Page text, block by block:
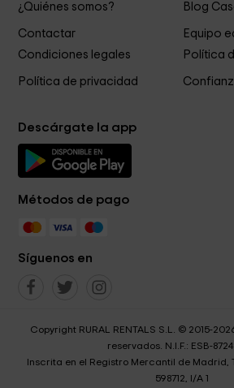
¿Quiénes somos? Blog
Contactar
Equipo
Condiciones legales
Política
Política de privacidad
Descárgate la app
Métodos de pago
Síguenos en
Copyright RURAL RENTALS S.L. © 2015-
reservados. N.I.F.: ESB-
Inscrita en el Registro Mercantil de Madrid, T
598712, I/A 1